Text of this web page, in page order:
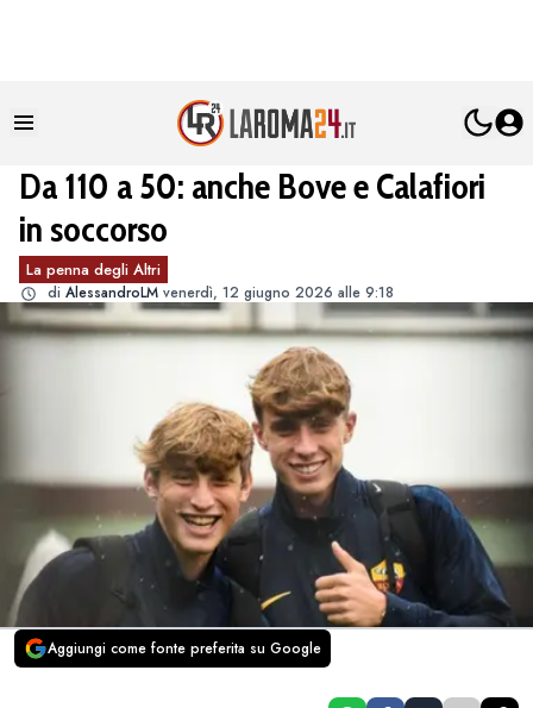
Da 110 a 50: anche Bove e Calafiori
in soccorso
La penna degli Altri
di AlessandroLM venerdì, 12 giugno 2026 alle 9:18
Aggiungi come fonte preferita su Google